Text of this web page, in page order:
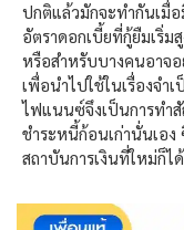
ปกติแล้วมักจะทำกันเมื่
อัตราดอกเบี้ยที่กู้ยืมเริ่
หรือสำหรับบางคนอาจ
เพื่อนำไปใช้ในเรื่องจำ
ไฟแนนซ์จึงเป็นการทำ
ชำระหนี้ก้อนเก่านั่นเอง
สถาบันการเงินที่ใหม่ก็ไ